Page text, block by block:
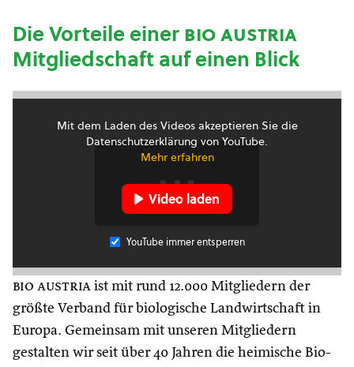
Die Vorteile einerbio austria
Mitgliedschaft auf einen Blick
Mit dem Laden des Videos akzeptieren Sie die
Datenschutzerklärung von YouTube.
Mehr erfahren
Video laden
YouTube immer entsperren
bio austria ist mit rund 12.000 Mitgliedern der
größte Verband für biologische Landwirtschaft in
Europa. Gemeinsam mit unseren Mitgliedern
gestalten wir seit über 40 Jahren die heimische Bio-